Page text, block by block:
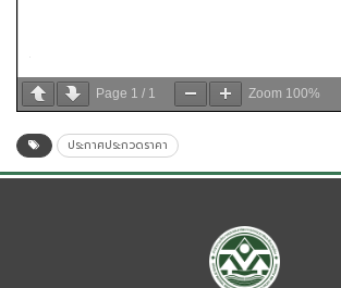
Page 1 / 1 Zoom 100%
ประกาศประกวดราคา